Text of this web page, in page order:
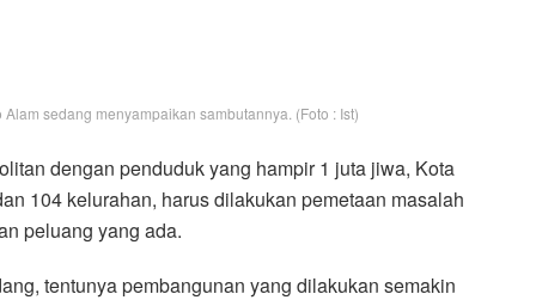
sedang menyampaikan sambutannya. (Foto : Ist)
dengan penduduk yang hampir 1 juta jiwa, Kota
104 kelurahan, harus dilakukan pemetaan masalah
peluang yang ada.
tentunya pembangunan yang dilakukan semakin